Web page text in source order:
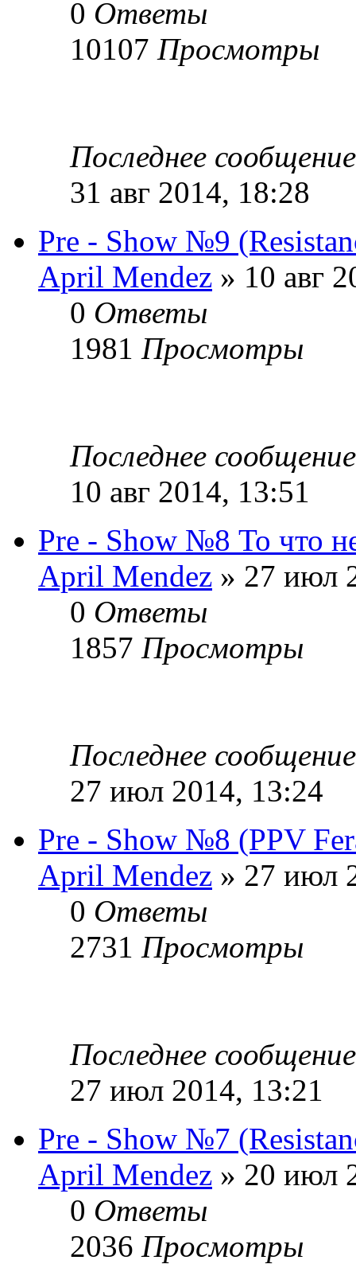
0 Ответы
10107 Просмотры
Последнее
31 авг 2014, 18:28
Pre - Show №9
April Mendez » 10 авг
0 Ответы
1981 Просмотры
Последнее
10 авг 2014, 13:51
Pre - Show №8 То что
April Mendez » 27 июл
0 Ответы
1857 Просмотры
Последнее
27 июл 2014, 13:24
Pre - Show №8 (PPV
April Mendez » 27 июл
0 Ответы
2731 Просмотры
Последнее
27 июл 2014, 13:21
Pre - Show №7
April Mendez » 20 июл
0 Ответы
2036 Просмотры